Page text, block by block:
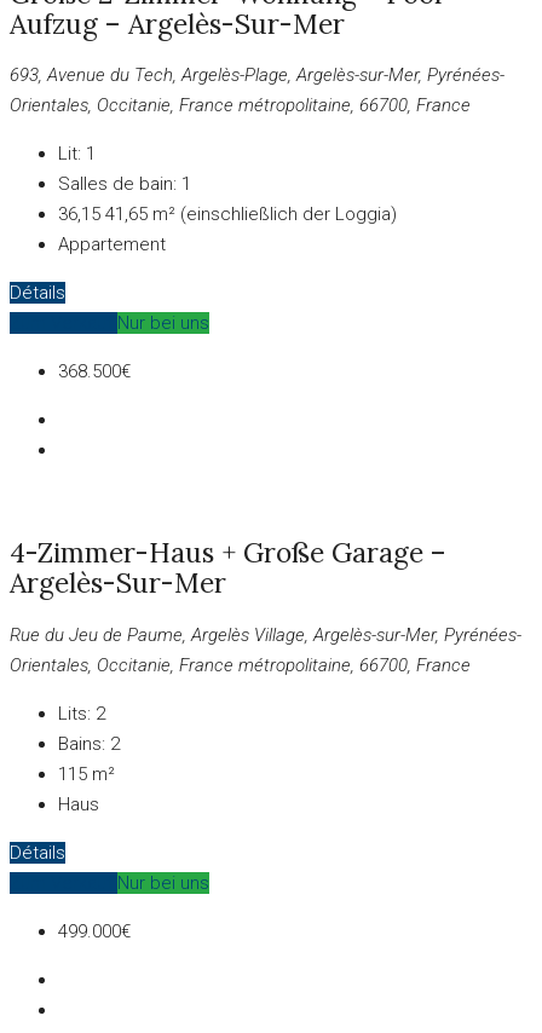
Aufzug – Argelès-Sur-Mer
693, Avenue du Tech, Argelès-Plage, Argelès-sur-Mer, Pyrénées-
Orientales, Occitanie, France métropolitaine, 66700, France
Lit: 1
Salles de bain: 1
36,15 41,65 m² (einschließlich der Loggia)
Appartement
Détails
Nur bei uns
368.500€
4-Zimmer-Haus + Große Garage –
Argelès-Sur-Mer
Rue du Jeu de Paume, Argelès Village, Argelès-sur-Mer, Pyrénées-
Orientales, Occitanie, France métropolitaine, 66700, France
Lits: 2
Bains: 2
115 m²
Haus
Détails
Nur bei uns
499.000€